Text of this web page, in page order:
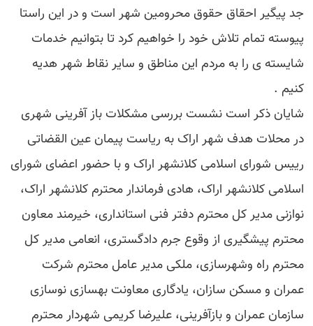
جد پیگیر احقاق حقوق محرومین شهر است و در این راستا
پیوسته تمام تلاش خود را خواهیم کرد تا بتوانیم خدمات
شایسته ی را به مردم این مناطق و سایر نقاط شهر هدیه
کنیم .
شایان ذکر است نشست بررسی مشکلات باز آفرینی شهری
در محلات هدف شهر اراک به ریاست پیمان عین القضاتی
رییس شورای اسلامی کلانشهر اراک و با حضور اعضای شورای
اسلامی کلانشهر اراک، هادی فرماندار محترم کلانشهر اراک،
نوازنی مدیر کل محترم دفتر فنی استانداری، خیرمند معاون
محترم پیشگیری از وقوع جرم دادگستری، انعامی مدیر کل
محترم راه وشهرسازی، ملکی مدیر عامل محترم شرکت
عمران و مسکن سازان، یادگاری معاونت بهسازی نوسازی
سازمان عمران و بازآفرینی، علیرضا کریمی شهردار محترم